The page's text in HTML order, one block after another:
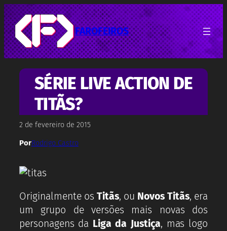
Pular
para
o
conteúdo
FAROFEIROS
SÉRIE LIVE ACTION DE
TITÃS?
2 de fevereiro de 2015
PorRodrigo Castro
Originalmente os Titãs, ou Novos Titãs, era
um grupo de versões mais novas dos
personagens da Liga da Justiça, mas logo